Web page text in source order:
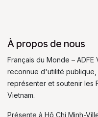
À propos de nous
Français du Monde –
reconnue d'utilité
représenter et soutenir les
Vietnam.
Présente à Hô Chi Minh-